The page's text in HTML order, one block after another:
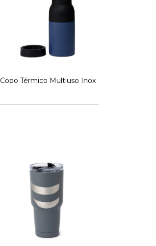
Copo Térmico Multiuso Inox